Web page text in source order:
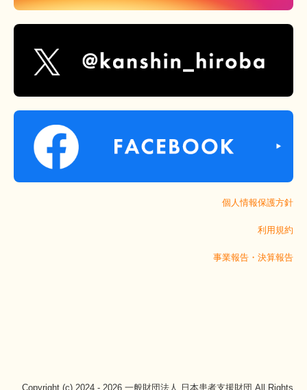
個人情報保護方針
利用規約
事業報告・決算報告
Copyright (c) 2024 - 2026 一般財団法人 日本患者支援財団 All Rights